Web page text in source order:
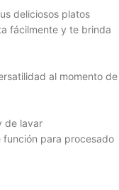
deliciosos platos
fácilmente y te brinda
al momento de
de lavar
para procesado